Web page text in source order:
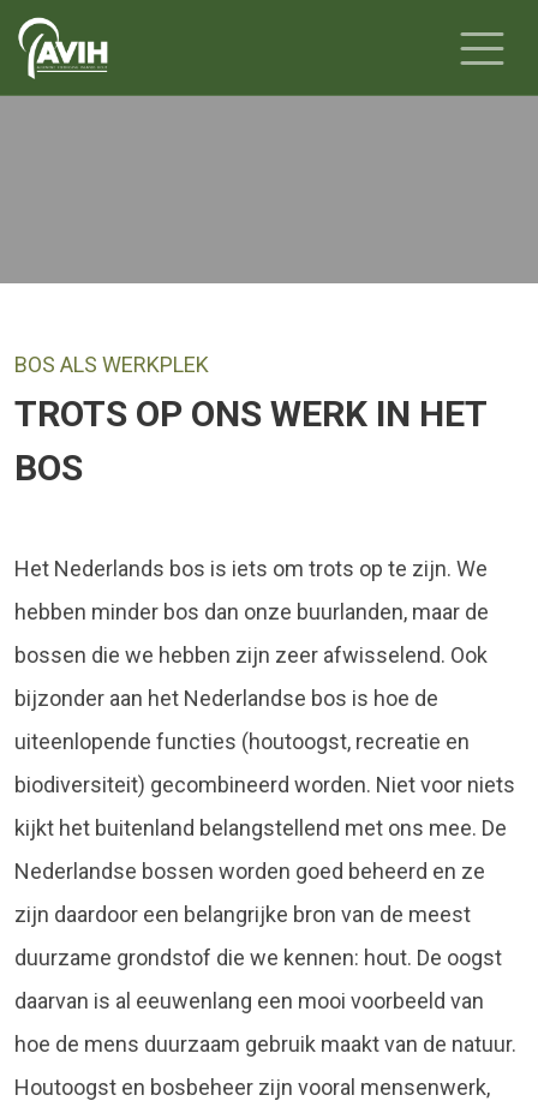
BOS ALS WERKPLEK
TROTS OP ONS WERK IN HET
BOS
Het Nederlands bos is iets om trots op te zijn. We
hebben minder bos dan onze buurlanden, maar de
bossen die we hebben zijn zeer afwisselend. Ook
bijzonder aan het Nederlandse bos is hoe de
uiteenlopende functies (houtoogst, recreatie en
biodiversiteit) gecombineerd worden. Niet voor niets
kijkt het buitenland belangstellend met ons mee. De
Nederlandse bossen worden goed beheerd en ze
zijn daardoor een belangrijke bron van de meest
duurzame grondstof die we kennen: hout. De oogst
daarvan is al eeuwenlang een mooi voorbeeld van
hoe de mens duurzaam gebruik maakt van de natuur.
Houtoogst en bosbeheer zijn vooral mensenwerk,